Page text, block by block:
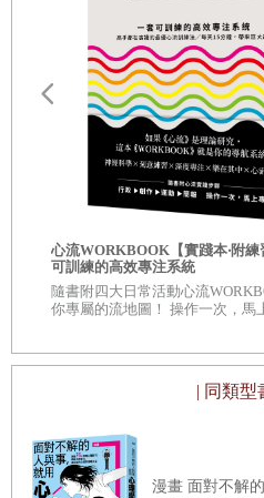
心流WORKBOOK【實踐本‧附
可訓練的高效專注系統
隨書附四大日常活動心流
你專屬的流地圖！ 操作一次，馬
| 同類型
漫畫 面對不解